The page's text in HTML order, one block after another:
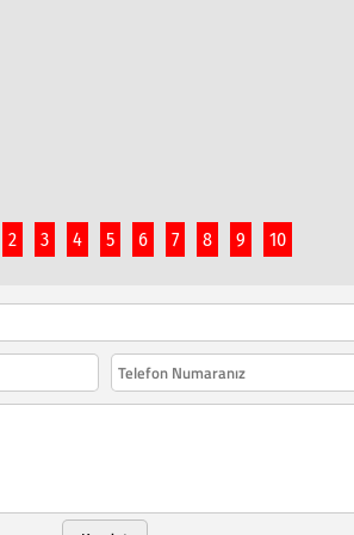
2 3 4 5 6 7 8 9 10